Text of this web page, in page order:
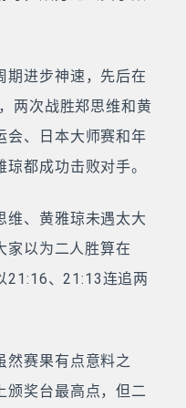
期进步神速，先后在
两次战胜郑思维和黄
会、日本大师赛和年
都成功击败对手。
维、黄雅琼未遇太大
家以为二人胜算在
21:16、21:13连追两
然赛果有点意料之
颁奖台最高点，但二